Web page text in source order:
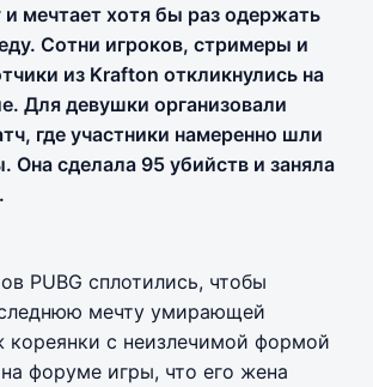
мечтает хотя бы раз одержать
Сотни игроков, стримеры и
из Krafton откликнулись на
Для девушки организовали
где участники намеренно шли
Она сделала 95 убийств и заняла
PUBG сплотились, чтобы
мечту умирающей
с неизлечимой формой
форуме игры, что его жена